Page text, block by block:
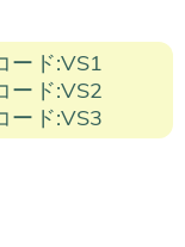
ード:VS1
ード:VS2
ード:VS3